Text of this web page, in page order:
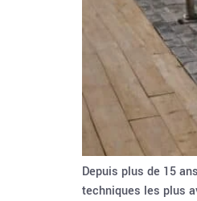
Depuis plus de 15
techniques les plus